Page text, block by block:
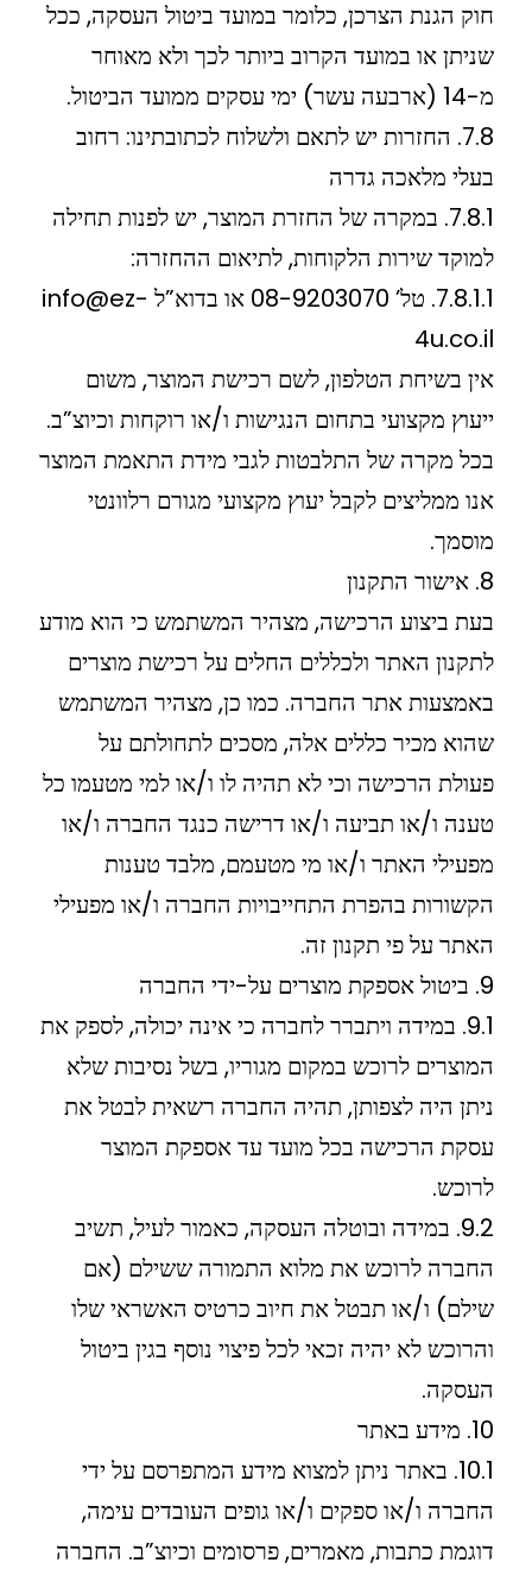
חוק הגנת הצרכן, כלומר במועד ביטול העסקה, ככל
שניתן או במועד הקרוב ביותר לכך ולא מאוחר
מ-14 (ארבעה עשר) ימי עסקים ממועד הביטול.
7.8. החזרות יש לתאם ולשלוח לכתובתינו: רחוב
בעלי מלאכה גדרה
7.8.1. במקרה של החזרת המוצר, יש לפנות תחילה
למוקד שירות הלקוחות, לתיאום ההחזרה:
7.8.1.1. טל’ 08-9203070 או בדוא”ל info@ez-
4u.co.il
אין בשיחת הטלפון, לשם רכישת המוצר, משום
ייעוץ מקצועי בתחום הנגישות ו/או רוקחות וכיוצ”ב.
בכל מקרה של התלבטות לגבי מידת התאמת המוצר
אנו ממליצים לקבל יעוץ מקצועי מגורם רלוונטי
מוסמך.
8. אישור התקנון
בעת ביצוע הרכישה, מצהיר המשתמש כי הוא מודע
לתקנון האתר ולכללים החלים על רכישת מוצרים
באמצעות אתר החברה. כמו כן, מצהיר המשתמש
שהוא מכיר כללים אלה, מסכים לתחולתם על
פעולת הרכישה וכי לא תהיה לו ו/או למי מטעמו כל
טענה ו/או תביעה ו/או דרישה כנגד החברה ו/או
מפעילי האתר ו/או מי מטעמם, מלבד טענות
הקשורות בהפרת התחייבויות החברה ו/או מפעילי
האתר על פי תקנון זה.
9. ביטול אספקת מוצרים על-ידי החברה
9.1. במידה ויתברר לחברה כי אינה יכולה, לספק את
המוצרים לרוכש במקום מגוריו, בשל נסיבות שלא
ניתן היה לצפותן, תהיה החברה רשאית לבטל את
עסקת הרכישה בכל מועד עד אספקת המוצר
לרוכש.
9.2. במידה ובוטלה העסקה, כאמור לעיל, תשיב
החברה לרוכש את מלוא התמורה ששילם (אם
שילם) ו/או תבטל את חיוב כרטיס האשראי שלו
והרוכש לא יהיה זכאי לכל פיצוי נוסף בגין ביטול
העסקה.
10. מידע באתר
10.1. באתר ניתן למצוא מידע המתפרסם על ידי
החברה ו/או ספקים ו/או גופים העובדים עימה,
דוגמת כתבות, מאמרים, פרסומים וכיוצ”ב. החברה